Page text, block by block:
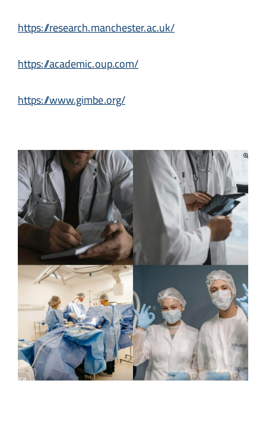
https://research.manchester.ac.uk/
https://academic.oup.com/
https://www.gimbe.org/